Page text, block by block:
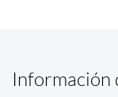
Información